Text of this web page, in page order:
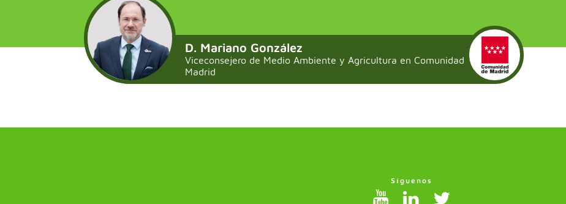
D. Mariano González
Viceconsejero de Medio Ambiente y Agricultura en Comunidad de
Madrid
Síguenos